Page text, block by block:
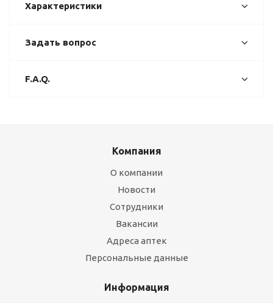
Характеристики
Задать вопрос
F.A.Q.
Компания
О компании
Новости
Сотрудники
Вакансии
Адреса аптек
Персональные данные
Информация